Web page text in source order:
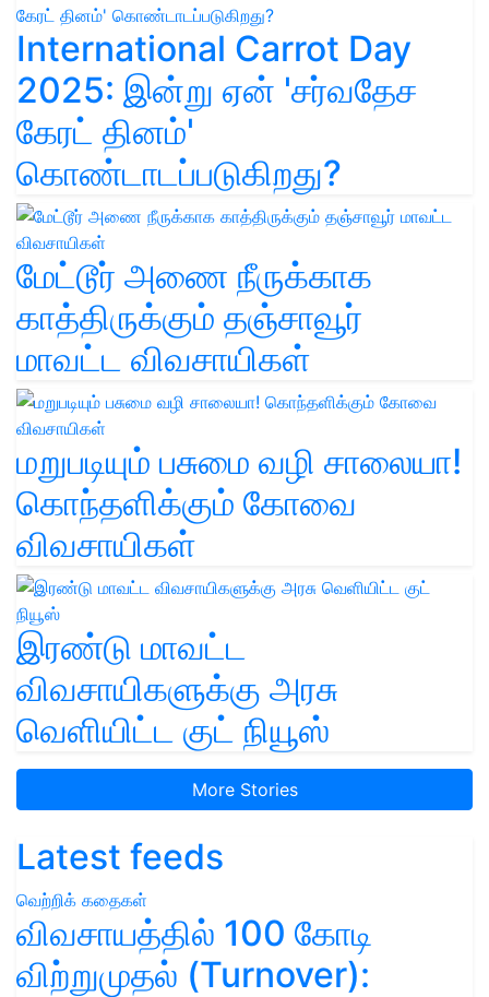
International Carrot Day
2025: இன்று ஏன் 'சர்வதேச
கேரட் தினம்'
கொண்டாடப்படுகிறது?
மேட்டூர் அணை நீருக்காக
காத்திருக்கும் தஞ்சாவூர்
மாவட்ட விவசாயிகள்
மறுபடியும் பசுமை வழி சாலையா!
கொந்தளிக்கும் கோவை
விவசாயிகள்
இரண்டு மாவட்ட
விவசாயிகளுக்கு அரசு
வெளியிட்ட குட் நியூஸ்
More Stories
Latest feeds
வெற்றிக் கதைகள்
விவசாயத்தில் 100 கோடி
விற்றுமுதல் (Turnover):